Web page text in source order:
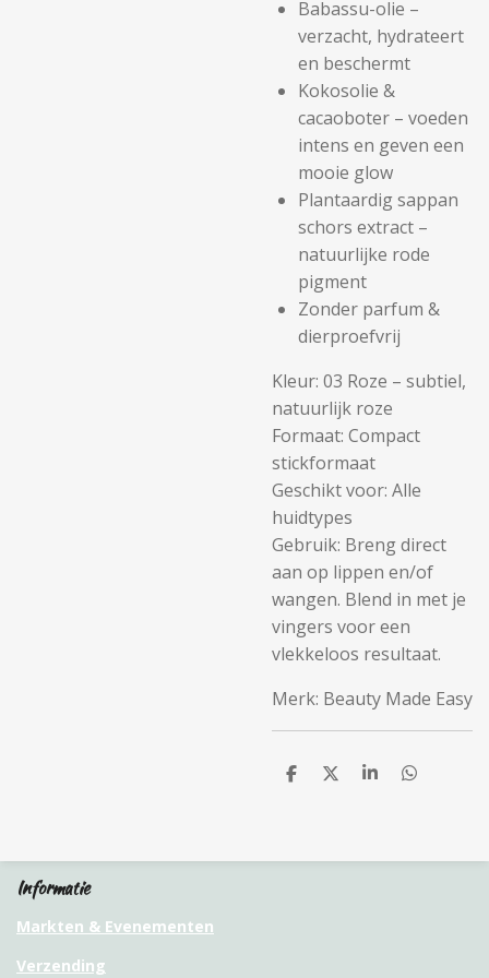
Babassu-olie –
verzacht, hydrateert
en beschermt
Kokosolie &
cacaoboter – voeden
intens en geven een
mooie glow
Plantaardig sappan
schors extract –
natuurlijke rode
pigment
Zonder parfum &
dierproefvrij
Kleur: 03 Roze – subtiel,
natuurlijk roze
Formaat: Compact
stickformaat
Geschikt voor: Alle
huidtypes
Gebruik: Breng direct
aan op lippen en/of
wangen. Blend in met je
vingers voor een
vlekkeloos resultaat.
Merk: Beauty Made Easy
D
D
S
D
Informatie
Markten & Evenementen
Verzending